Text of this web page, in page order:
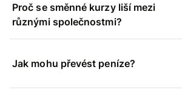
Proč se směnné kurzy liší mezi
různými společnostmi?
Jak mohu převést peníze?